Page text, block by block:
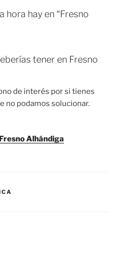
hora hay en “Fresno
tener en Fresno
de interés por si tienes
no podamos solucionar.
Alhándiga